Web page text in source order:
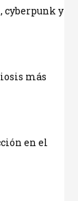
cyberpunk y
más
en el